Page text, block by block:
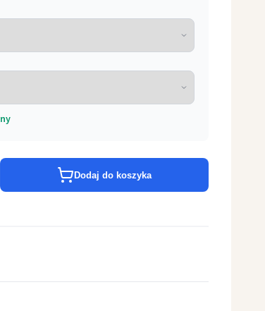
atłasowa
Dodaj do koszyka